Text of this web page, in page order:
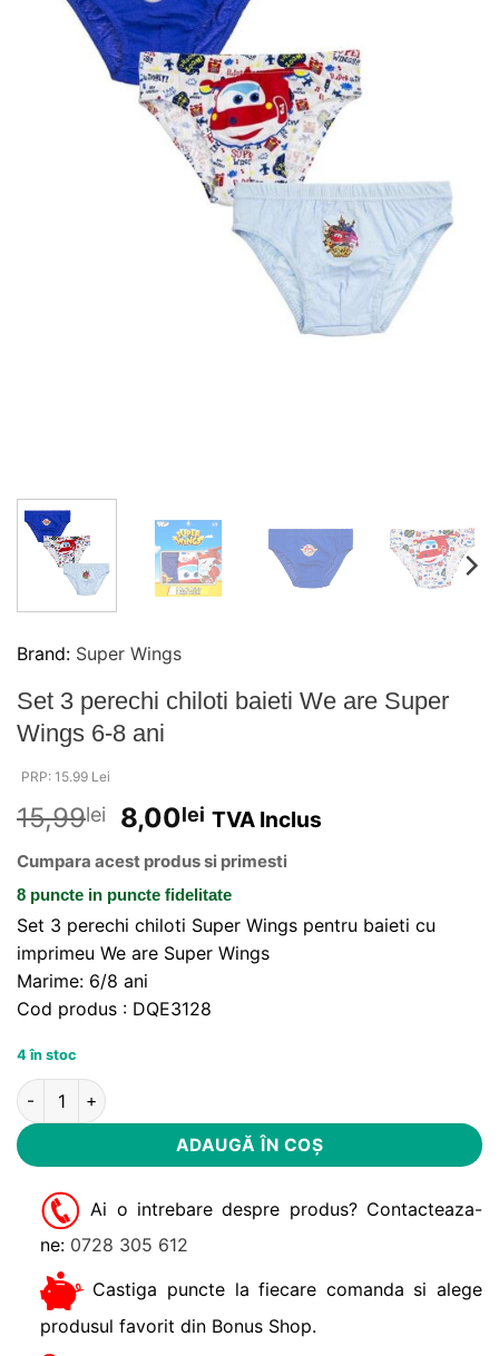
Brand: Super Wings
Set 3 perechi chiloti baieti We are Super
Wings 6-8 ani
PRP: 15.99 Lei
15,99lei 8,00lei TVA Inclus
Cumpara acest produs si primesti
8 puncte in puncte fidelitate
Set 3 perechi chiloti Super Wings pentru baieti cu
imprimeu We are Super Wings
Marime: 6/8 ani
Cod produs : DQE3128
4 în stoc
Cantitate Set 3 perechi chiloti baieti We are Super Wings 6-8
ADAUGĂ ÎN COȘ
Alternative:
Ai o intrebare despre produs? Contacteaza-
ne: 0728 305 612
Castiga puncte la fiecare comanda si alege
produsul favorit din Bonus Shop.